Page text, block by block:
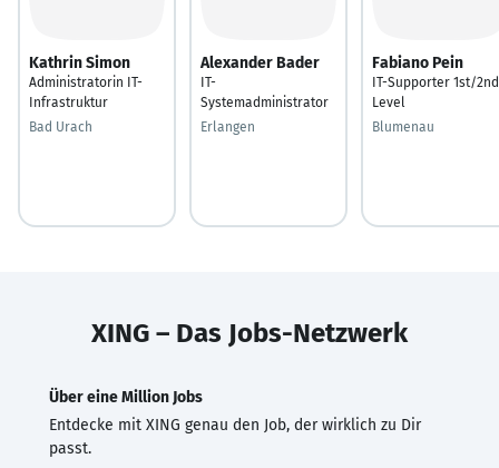
Kathrin Simon
Administratorin IT-
Infrastruktur
Bad Urach
Alexander Bader
IT-
Systemadministrator
Erlangen
Fabiano Pein
IT-Supporter 1st/2nd
Level
Blumenau
XING – Das Jobs-Netzwerk
Über eine Million Jobs
Entdecke mit XING genau den Job, der wirklich zu Dir
passt.